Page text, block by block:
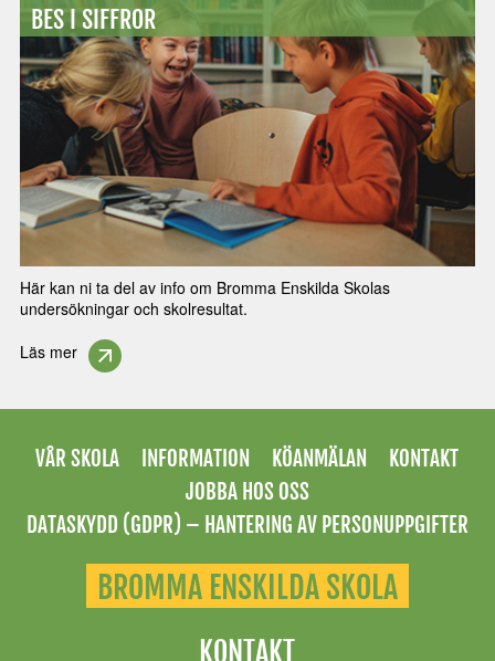
BES I SIFFROR
Här kan ni ta del av info om Bromma Enskilda Skolas
undersökningar och skolresultat.
Läs mer
VÅR SKOLA INFORMATION KÖANMÄLAN
KONTAKT
JOBBA HOS OSS
DATASKYDD (GDPR) – HANTERING AV PERSONUPPGIFTER
BROMMA ENSKILDA SKOLA
KONTAKT